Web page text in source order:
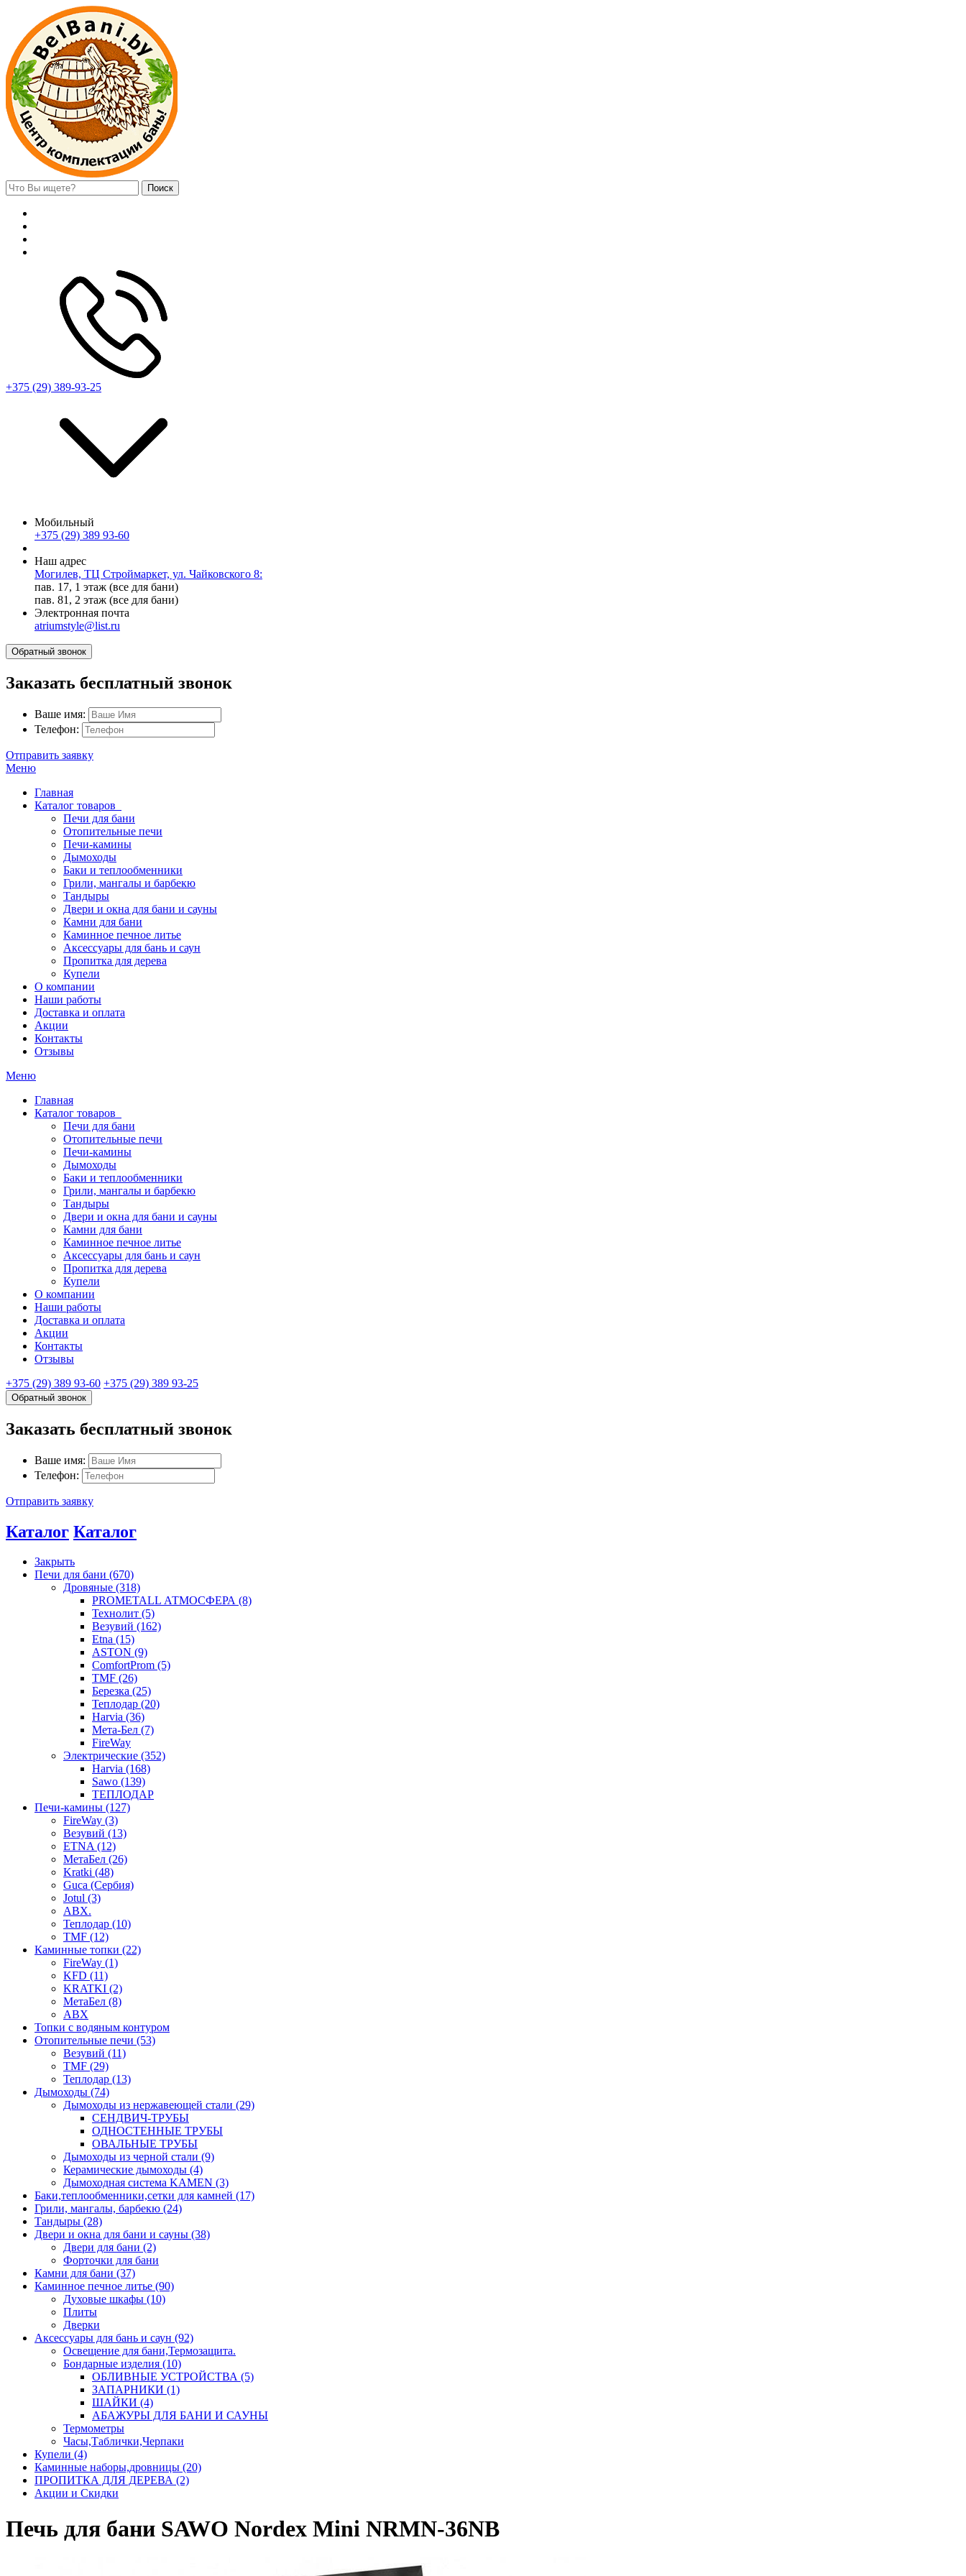
Поиск
+375 (29) 389-93-25
Мобильный
+375 (29) 389 93-60
Наш адрес
Могилев, ТЦ Строймаркет, ул. Чайковского 8:
пав. 17, 1 этаж (все для бани)
пав. 81, 2 этаж (все для бани)
Электронная почта
atriumstyle@list.ru
Обратный звонок
Заказать бесплатный звонок
Ваше имя:
Телефон:
Отправить заявку
Меню
Главная
Каталог товаров
Печи для бани
Отопительные печи
Печи-камины
Дымоходы
Баки и теплообменники
Грили, мангалы и барбекю
Тандыры
Двери и окна для бани и сауны
Камни для бани
Каминное печное литье
Аксессуары для бань и саун
Пропитка для дерева
Купели
О компании
Наши работы
Доставка и оплата
Акции
Контакты
Отзывы
Меню
Главная
Каталог товаров
Печи для бани
Отопительные печи
Печи-камины
Дымоходы
Баки и теплообменники
Грили, мангалы и барбекю
Тандыры
Двери и окна для бани и сауны
Камни для бани
Каминное печное литье
Аксессуары для бань и саун
Пропитка для дерева
Купели
О компании
Наши работы
Доставка и оплата
Акции
Контакты
Отзывы
+375 (29) 389 93-60 +375 (29) 389 93-25
Обратный звонок
Заказать бесплатный звонок
Ваше имя:
Телефон:
Отправить заявку
Каталог Каталог
Закрыть
Печи для бани (670)
Дровяные (318)
PROMETALL АТМОСФЕРА (8)
Технолит (5)
Везувий (162)
Etna (15)
ASTON (9)
ComfortProm (5)
TMF (26)
Березка (25)
Теплодар (20)
Harvia (36)
Мета-Бел (7)
FireWay
Электрические (352)
Harvia (168)
Sawo (139)
ТЕПЛОДАР
Печи-камины (127)
FireWay (3)
Везувий (13)
ETNA (12)
МетаБел (26)
Kratki (48)
Guca (Сербия)
Jotul (3)
ABX.
Теплодар (10)
TMF (12)
Каминные топки (22)
FireWay (1)
KFD (11)
KRATKI (2)
МетаБел (8)
ABX
Топки с водяным контуром
Отопительные печи (53)
Везувий (11)
TMF (29)
Теплодар (13)
Дымоходы (74)
Дымоходы из нержавеющей стали (29)
СЕНДВИЧ-ТРУБЫ
ОДНОСТЕННЫЕ ТРУБЫ
ОВАЛЬНЫЕ ТРУБЫ
Дымоходы из черной стали (9)
Керамические дымоходы (4)
Дымоходная система KAMEN (3)
Баки,теплообменники,сетки для камней (17)
Грили, мангалы, барбекю (24)
Тандыры (28)
Двери и окна для бани и сауны (38)
Двери для бани (2)
Форточки для бани
Камни для бани (37)
Каминное печное литье (90)
Духовые шкафы (10)
Плиты
Дверки
Аксессуары для бань и саун (92)
Освещение для бани,Термозащита.
Бондарные изделия (10)
ОБЛИВНЫЕ УСТРОЙСТВА (5)
ЗАПАРНИКИ (1)
ШАЙКИ (4)
АБАЖУРЫ ДЛЯ БАНИ И САУНЫ
Термометры
Часы,Таблички,Черпаки
Купели (4)
Каминные наборы,дровницы (20)
ПРОПИТКА ДЛЯ ДЕРЕВА (2)
Акции и Скидки
Печь для бани SAWO Nordex Mini NRMN-36NB